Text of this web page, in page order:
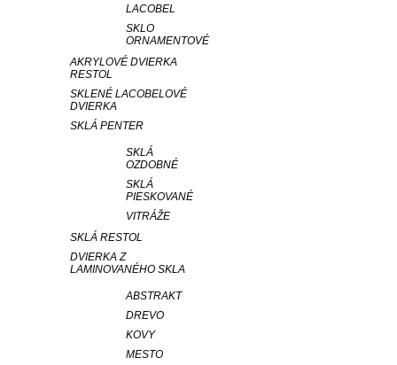
LACOBEL
SKLO
ORNAMENTOVÉ
AKRYLOVÉ DVIERKA
RESTOL
SKLENÉ LACOBELOVÉ
DVIERKA
SKLÁ PENTER
SKLÁ
OZDOBNÉ
SKLÁ
PIESKOVANÉ
VITRÁŽE
SKLÁ RESTOL
DVIERKA Z
LAMINOVANÉHO SKLA
ABSTRAKT
DREVO
KOVY
MESTO